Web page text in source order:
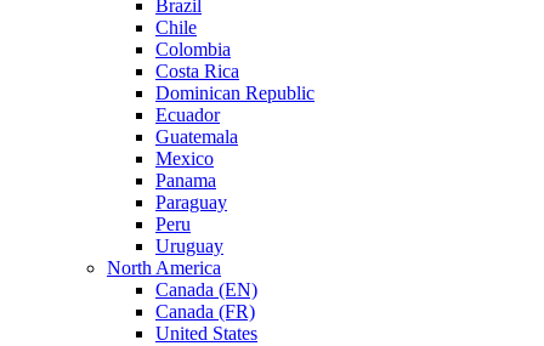
Brazil
Chile
Colombia
Costa Rica
Dominican Republic
Ecuador
Guatemala
Mexico
Panama
Paraguay
Peru
Uruguay
North America
Canada (EN)
Canada (FR)
United States